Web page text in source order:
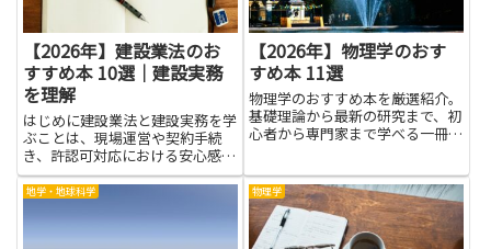
【2026年】建設業法のお
すすめ本 10選｜建設実務
を理解
はじめに建設業法と建設実務を学
ぶことは、現場運営や契約手続
き、許認可対応における安心感を
生みます。法令の基本や実務上の
ポイントを押さえることで、トラ
に役立ちます。施工管理者や営
【2026年】物理学のおす
すめ本 11選
物理学のおすすめ本を厳選紹介。
基礎理論から最新の研究まで、初
心者から専門家まで学べる一冊が
地学・地球科学 物理学